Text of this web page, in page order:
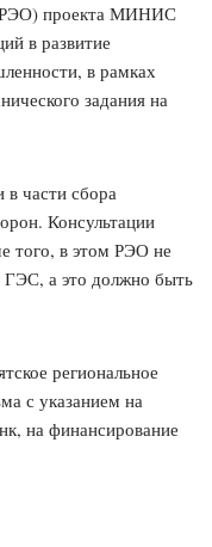
(РЭО) проекта МИНИС
в развитие
в рамках
задания на
части сбора
Консультации
того, в этом РЭО не
ГЭС, а это должно быть
региональное
с указанием на
на финансирование